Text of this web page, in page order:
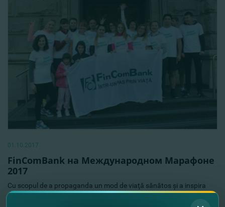
01.10.2017
FinComBank на Международном Марафоне
2017
Cu scopul de a propaganda un mod de viaţă sănătos şi a inspira
dorinţa pentru exerciţii fizice şi sport, «FinComBank» SA a devenit